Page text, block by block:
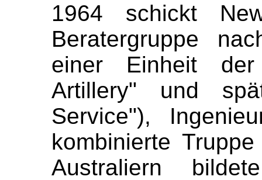
1964 schickt
Beratergruppe
einer Einheit
Artillery" und
Service"),
kombinierte
Australiern